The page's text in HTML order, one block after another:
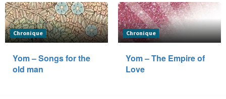
Chronique
Yom – Songs for the
old man
Chronique
Yom – The Empire of
Love